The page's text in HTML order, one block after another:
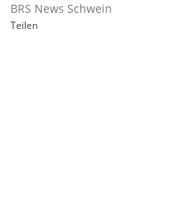
BRS News Schwein
Teilen